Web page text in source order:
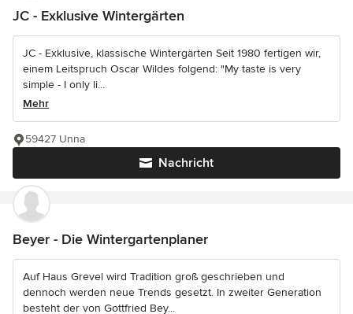
JC - Exklusive Wintergärten
JC - Exklusive, klassische Wintergärten Seit 1980 fertigen wir,
einem Leitspruch Oscar Wildes folgend: "My taste is very
simple - I only li...
Mehr
Nachricht
59427 Unna
Beyer - Die Wintergartenplaner
Auf Haus Grevel wird Tradition groß geschrieben und
dennoch werden neue Trends gesetzt. In zweiter Generation
besteht der von Gottfried Bey...